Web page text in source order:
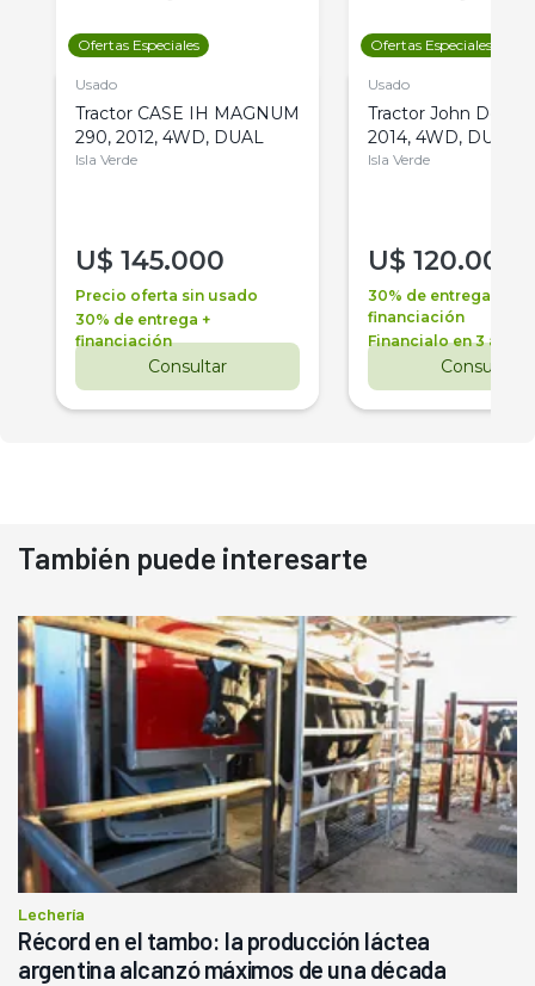
Ofertas Especiales
Usado
Tractor CASE IH MAGNUM
290, 2012, 4WD, DUAL
Isla Verde
U$ 145.000
Precio oferta sin usado
30% de entrega +
financiación
Consultar
Ofertas Especiales
Usado
Tractor John Deere
2014, 4WD, DUAL
Isla Verde
U$ 120.000
30% de entrega +
financiación
Financialo en 3 años
Consultar
También puede interesarte
Lechería
Récord en el tambo: la producción láctea
argentina alcanzó máximos de una década